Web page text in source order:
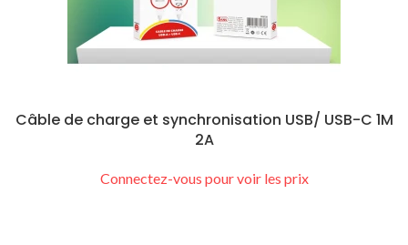
Câble de charge et synchronisation USB/ USB-C 1M
2A
Connectez-vous pour voir les prix